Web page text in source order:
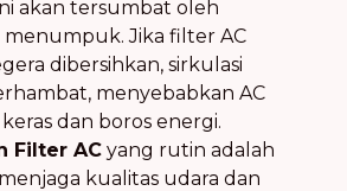
akan tersumbat oleh
menumpuk. Jika filter AC
dibersihkan, sirkulasi
menyebabkan AC
dan boros energi.
Filter AC yang rutin adalah
kualitas udara dan